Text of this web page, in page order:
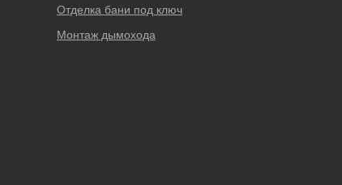
Отделка бани под ключ
Монтаж дымохода